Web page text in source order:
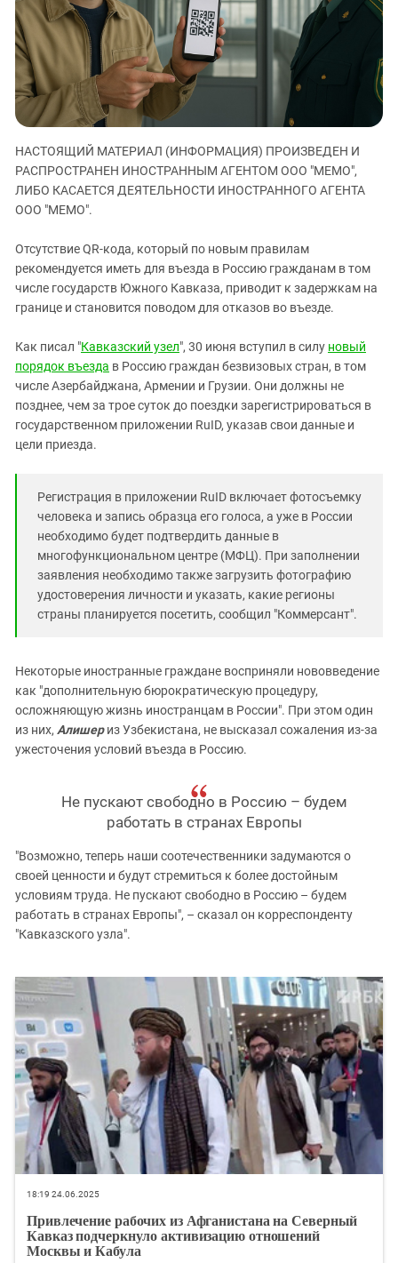
ЗАСТАВЛЯЕТ
КАВКАЗ ЗА ПАЛЕСТИНУ
ИНАКОМЫСЛИЕ В ЧЕЧНЕ
ПРЕСЛЕДОВАНИЕ АКТИВИСТОВ
МОБИЛИЗАЦИЯ И ПРОТЕСТЫ
Дагестан
Ингушетия
Кабардино-Балкария
Калмыкия
Карачаево-Черкесия
Краснодарский край
Российская Федерация
Северная Осетия - Алания
СКФО
Ставропольский край
Чечня
Южная Осетия
Южный Кавказ
ЮФО
НАСТОЯЩИЙ МАТЕРИАЛ (ИНФОРМАЦИЯ) ПРОИЗВЕДЕН И
РАСПРОСТРАНЕН ИНОСТРАННЫМ АГЕНТОМ ООО "МЕМО",
ЛИБО КАСАЕТСЯ ДЕЯТЕЛЬНОСТИ ИНОСТРАННОГО АГЕНТА
ООО "МЕМО".
Отсутствие QR-кода, который по новым правилам
рекомендуется иметь для въезда в Россию гражданам в том
числе государств Южного Кавказа, приводит к задержкам на
границе и становится поводом для отказов во въезде.
Как писал "Кавказский узел", 30 июня вступил в силу новый
порядок въезда в Россию граждан безвизовых стран, в том
числе Азербайджана, Армении и Грузии. Они должны не
позднее, чем за трое суток до поездки зарегистрироваться в
государственном приложении RuID, указав свои данные и
цели приезда.
Регистрация в приложении RuID включает фотосъемку
человека и запись образца его голоса, а уже в России
необходимо будет подтвердить данные в
многофункциональном центре (МФЦ). При заполнении
заявления необходимо также загрузить фотографию
удостоверения личности и указать, какие регионы
страны планируется посетить, сообщил "Коммерсант".
Некоторые иностранные граждане восприняли нововведение
как "дополнительную бюрократическую процедуру,
осложняющую жизнь иностранцам в России". При этом один
из них, Алишериз Узбекистана, не высказал сожаления из-за
ужесточения условий въезда в Россию.
Не пускают свободно в Россию – будем
работать в странах Европы
"Возможно, теперь наши соотечественники задумаются о
своей ценности и будут стремиться к более достойным
условиям труда. Не пускают свободно в Россию – будем
работать в странах Европы", – сказал он корреспонденту
"Кавказского узла".
18:19 24.06.2025
Привлечение рабочих из Афганистана на Северный
Кавказ подчеркнуло активизацию отношений
Москвы и Кабула